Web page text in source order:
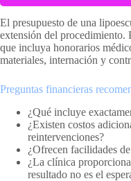
El presupuesto de una
extensión del procedimiento.
que incluya honorarios
materiales, internación y
Preguntas financieras
¿Qué incluye
¿Existen costos
reintervenciones?
¿Ofrecen facilidades
¿La clínica
resultado no es el